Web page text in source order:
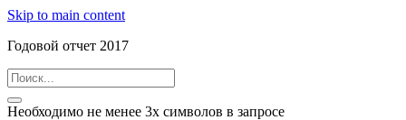
Skip to main content
Годовой отчет 2017
Необходимо не менее 3х символов в запросе